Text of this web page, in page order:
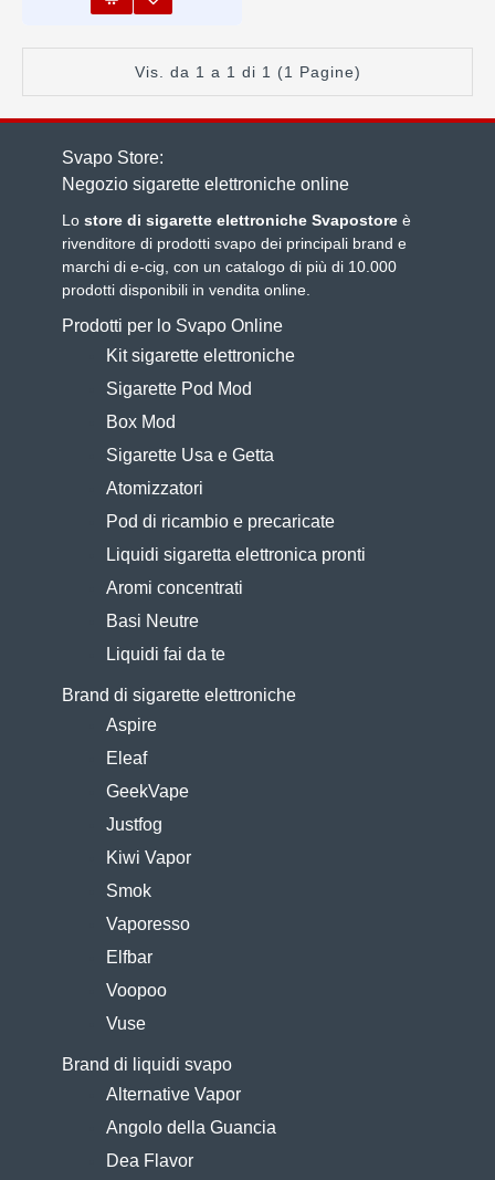
Vis. da 1 a 1 di 1 (1 Pagine)
Svapo Store:
Negozio sigarette elettroniche online
Lostore di sigarette elettroniche Svapostoreè
rivenditore di prodotti svapo dei principali brand e
marchi di e-cig, con un catalogo di più di 10.000
prodotti disponibili in vendita online.
Prodotti per lo Svapo Online
Kit sigarette elettroniche
Sigarette Pod Mod
Box Mod
Sigarette Usa e Getta
Atomizzatori
Pod di ricambio e precaricate
Liquidi sigaretta elettronica pronti
Aromi concentrati
Basi Neutre
Liquidi fai da te
Brand di sigarette elettroniche
Aspire
Eleaf
GeekVape
Justfog
Kiwi Vapor
Smok
Vaporesso
Elfbar
Voopoo
Vuse
Brand di liquidi svapo
Alternative Vapor
Angolo della Guancia
Dea Flavor